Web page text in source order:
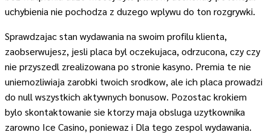
uchybienia nie pochodza z duzego wplywu do ton rozgrywki.
Sprawdzajac stan wydawania na swoim profilu klienta,
zaobserwujesz, jesli placa byl oczekujaca, odrzucona, czy czy
nie przyszedl zrealizowana po stronie kasyno. Premia te nie
uniemozliwiaja zarobki twoich srodkow, ale ich placa prowadzi
do null wszystkich aktywnych bonusow. Pozostac krokiem
bylo skontaktowanie sie ktorzy maja obsluga uzytkownika
zarowno Ice Casino, poniewaz i Dla tego zespol wydawania.